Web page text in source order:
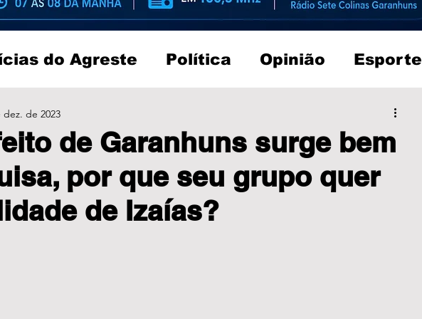
do Agreste Política Opinião Esporte
de Garanhuns surge bem
por que seu grupo quer
de Izaías?
dez. de 2023